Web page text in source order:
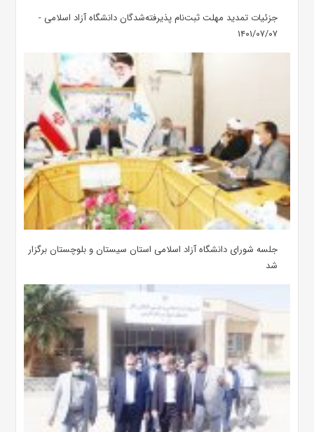
جزئیات تمدید مهلت ثبت‌نام پذیرفته‌شدگان دانشگاه آزاد اسلامی -
۱۴۰۱/۰۷/۰۷
جلسه شورای دانشگاه آزاد اسلامی استان سیستان و بلوچستان برگزار
شد